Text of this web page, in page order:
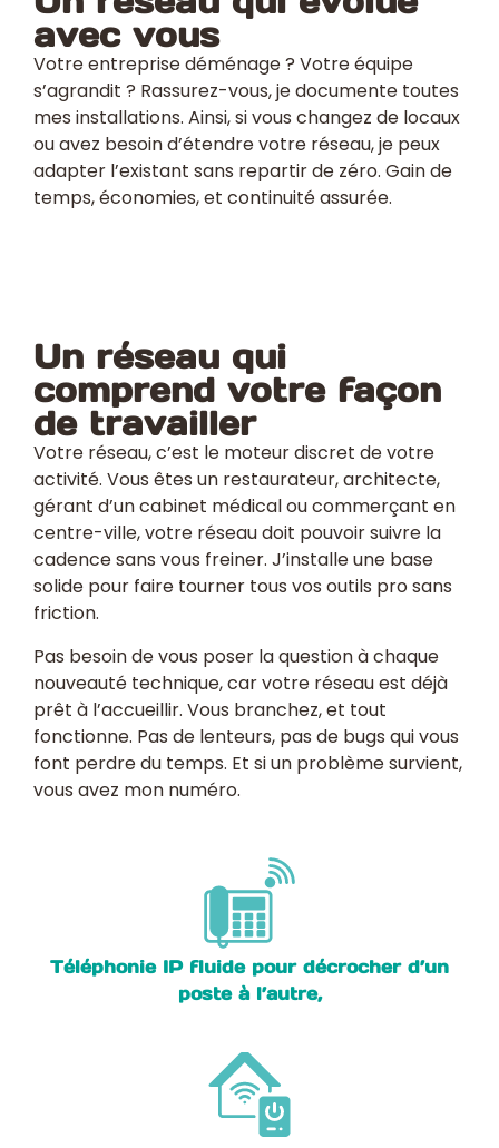
avec vous
Votre entreprise déménage ? Votre équipe
s’agrandit ? Rassurez-vous, je documente toutes
mes installations. Ainsi, si vous changez de locaux
ou avez besoin d’étendre votre réseau, je peux
adapter l’existant sans repartir de zéro. Gain de
temps, économies, et continuité assurée.
Téléphonie IP fluide pour décrocher d’un
poste à l’autre,
Un réseau qui
comprend votre façon
de travailler
Votre réseau, c’est le moteur discret de votre
activité. Vous êtes un restaurateur, architecte,
gérant d’un cabinet médical ou commerçant en
centre-ville, votre réseau doit pouvoir suivre la
cadence sans vous freiner. J’installe une base
solide pour faire tourner tous vos outils pro sans
friction.
Pas besoin de vous poser la question à chaque
nouveauté technique, car votre réseau est déjà
prêt à l’accueillir. Vous branchez, et tout
fonctionne. Pas de lenteurs, pas de bugs qui vous
font perdre du temps. Et si un problème survient,
vous avez mon numéro.